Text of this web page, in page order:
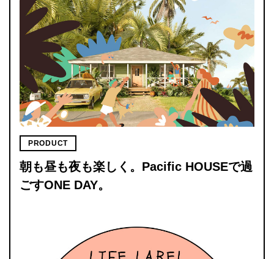
PRODUCT
朝も昼も夜も楽しく。Pacific HOUSEで過
ごすONE DAY。